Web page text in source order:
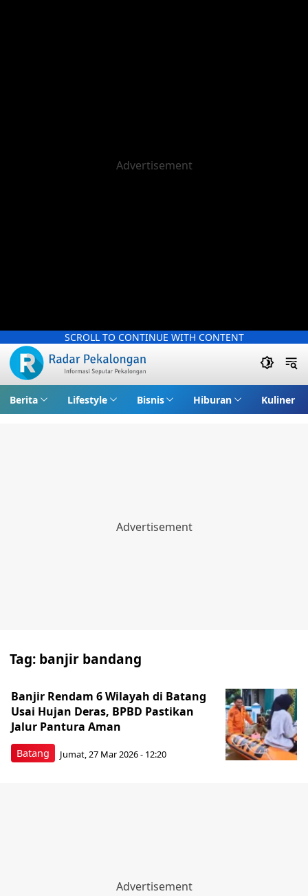
SCROLL TO CONTINUE WITH CONTENT
Berita Lifestyle Bisnis Hiburan Kuliner
Tag: banjir bandang
Batang
Banjir Rendam 6 Wilayah di Batang
Usai Hujan Deras, BPBD Pastikan
Jalur Pantura Aman
Jumat, 27 Mar 2026 - 12:20